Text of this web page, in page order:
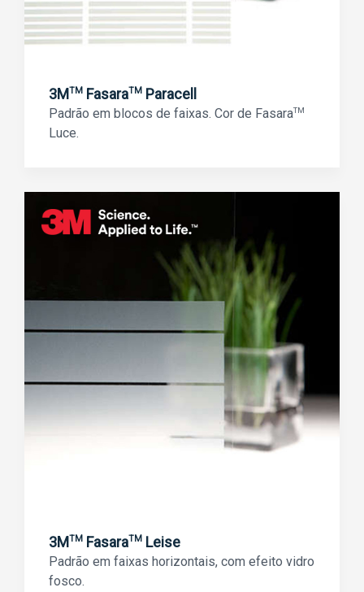
3MTM FasaraTM Paracell
Padrão em blocos de faixas. Cor de FasaraTM
Luce.
3MTM FasaraTM Leise
Padrão em faixas horizontais, com efeito vidro
fosco.